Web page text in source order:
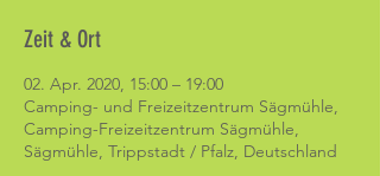
Zeit & Ort
02. Apr. 2020, 15:00 – 19:00
Camping- und Freizeitzentrum Sägmühle,
Camping-Freizeitzentrum Sägmühle,
Sägmühle, Trippstadt / Pfalz, Deutschland